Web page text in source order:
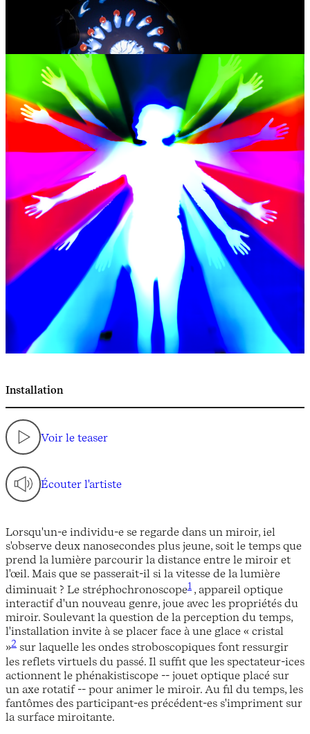
Installation
Voir le teaser
Écouter l'artiste
Lorsqu'un-e individu-e se regarde dans un miroir, iel
s'observe deux nanosecondes plus jeune, soit le temps que
prend la lumière parcourir la distance entre le miroir et
l'œil. Mais que se passerait-il si la vitesse de la lumière
diminuait ? Le stréphochronoscope1 , appareil optique
interactif d'un nouveau genre, joue avec les propriétés du
miroir. Soulevant la question de la perception du temps,
l'installation invite à se placer face à une glace « cristal
»2 sur laquelle les ondes stroboscopiques font ressurgir
les reflets virtuels du passé. Il suffit que les spectateur-ices
actionnent le phénakistiscope -- jouet optique placé sur
un axe rotatif -- pour animer le miroir. Au fil du temps, les
fantômes des participant-es précédent-es s'impriment sur
la surface miroitante.